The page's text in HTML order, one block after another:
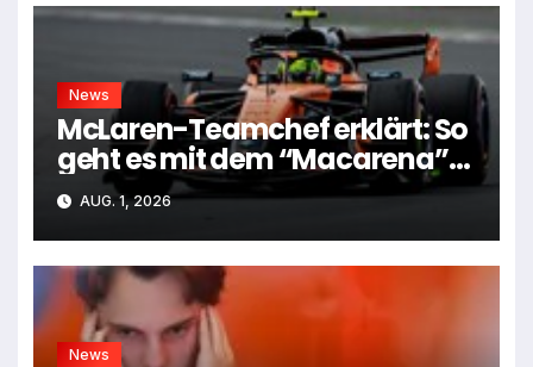
News
McLaren-Teamchef erklärt: So
geht es mit dem “Macarena”-
Flügel weiter
AUG. 1, 2026
News